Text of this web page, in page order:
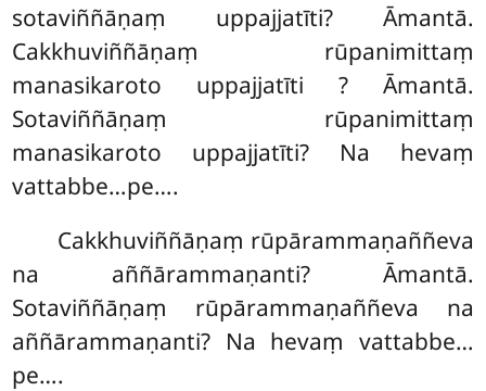
sotaviññāṇaṃ uppajjatīti? Āmantā.
Cakkhuviññāṇaṃ rūpanimittaṃ
manasikaroto uppajjatīti ? Āmantā.
Sotaviññāṇaṃ rūpanimittaṃ
manasikaroto uppajjatīti? Na hevaṃ
vattabbe…pe….
Cakkhuviññāṇaṃ rūpārammaṇaññeva
na aññārammaṇanti? Āmantā.
Sotaviññāṇaṃ rūpārammaṇaññeva na
aññārammaṇanti? Na hevaṃ vattabbe…
pe….